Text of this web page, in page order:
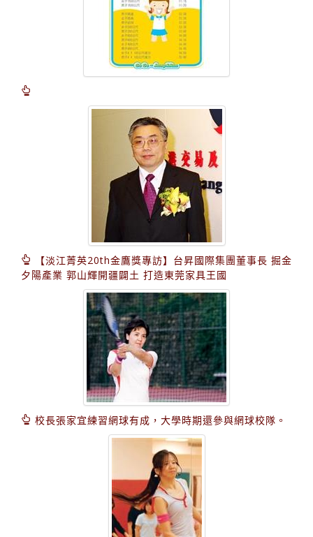
【淡江菁英20th金鷹獎專訪】台昇國際集團董事長 掘金
夕陽產業 郭山輝開疆闢土 打造東莞家具王國
校長張家宜練習網球有成，大學時期還參與網球校隊。